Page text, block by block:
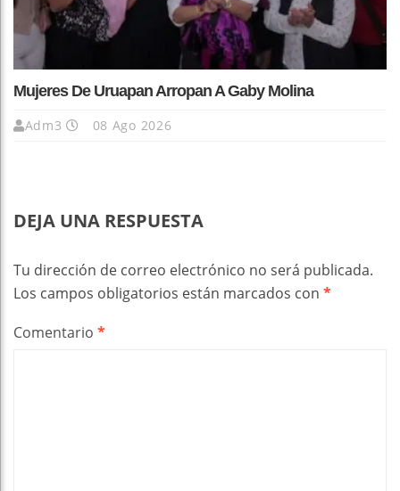
Mujeres De Uruapan Arropan A Gaby Molina
Adm3 08 Ago 2026
DEJA UNA RESPUESTA
Tu dirección de correo electrónico no será publicada.
Los campos obligatorios están marcados con *
Comentario *